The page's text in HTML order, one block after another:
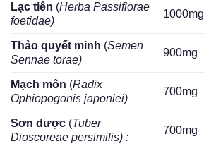
Lạc tiên (Herba Passiflorae
foetidae)
1000mg
Thảo quyết minh (Semen
Sennae torae)
900mg
Mạch môn (Radix
Ophiopogonis japoniei)
700mg
Sơn dược (Tuber
Dioscoreae persimilis) :
700mg